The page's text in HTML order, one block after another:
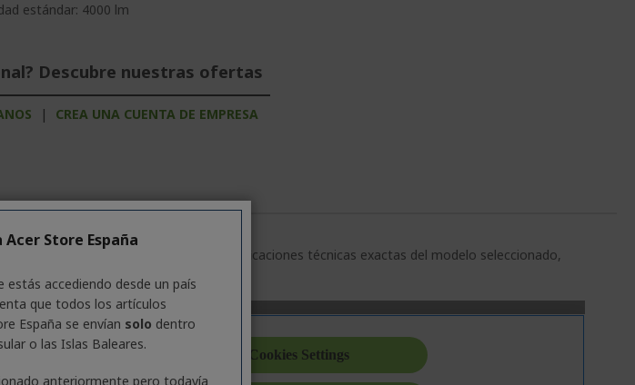
estándar: 4000 lm
Descubre nuestras ofertas
| CREA UNA CUENTA DE EMPRESA
de productos. Para conocer las especificaciones técnicas exactas del modelo seleccionado,
Store España
estás accediendo desde un país
que todos los artículos
España se envían solo dentro
o las Islas Baleares.
anteriormente pero todavía